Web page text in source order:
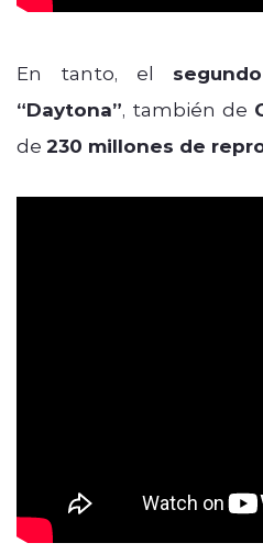
En tanto, el
“Daytona”, también de
de 230 millones de